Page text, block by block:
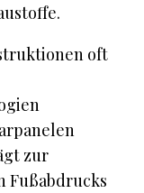
oft
zur
Fußabdrucks